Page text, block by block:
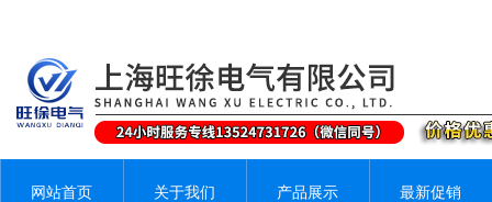
网站首页 关于我们 产品展示 最新促销